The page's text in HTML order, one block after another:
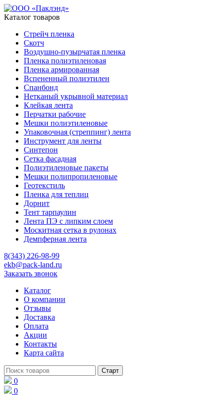
Каталог товаров
Стрейч пленка
Скотч
Воздушно-пузырчатая пленка
Пленка полиэтиленовая
Пленка армированная
Вспененный полиэтилен
Спанбонд
Нетканый укрывной материал
Клейкая лента
Перчатки рабочие
Мешки полиэтиленовые
Упаковочная (стреппинг) лента
Инструмент для ленты
Синтепон
Сетка фасадная
Полиэтиленовые пакеты
Мешки полипропиленовые
Геотекстиль
Пленка для теплиц
Дорнит
Тент тарпаулин
Лента ПЭ с липким слоем
Москитная сетка в рулонах
Демпферная лента
8(343) 226-98-99
ekb@pack-land.ru
Заказать звонок
Каталог
О компании
Отзывы
Доставка
Оплата
Акции
Контакты
Карта сайта
0
0